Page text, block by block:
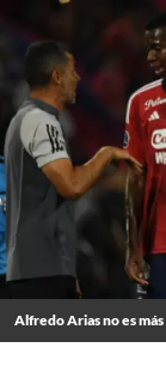
Alfredo Arias no es